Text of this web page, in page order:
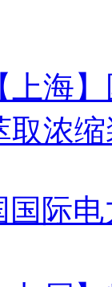
上海
取浓
际